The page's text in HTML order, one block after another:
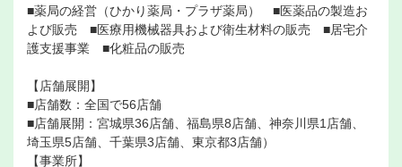
■薬局の経営（ひかり薬局・プラザ薬局） ■医薬品の製造お
よび販売 ■医療用機械器具および衛生材料の販売 ■居宅介
護支援事業 ■化粧品の販売
【店舗展開】
■店舗数：全国で56店舗
■店舗展開：宮城県36店舗、福島県8店舗、神奈川県1店舗、
埼玉県5店舗、千葉県3店舗、東京都3店舗）
【事業所】